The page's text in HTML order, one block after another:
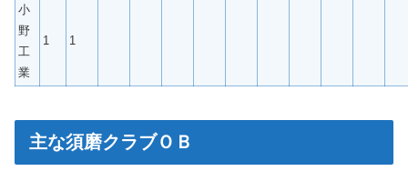
小
野
工
業
1 1
主な須磨クラブＯＢ